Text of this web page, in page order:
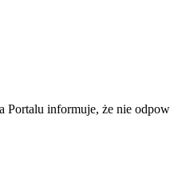
informuje, że nie